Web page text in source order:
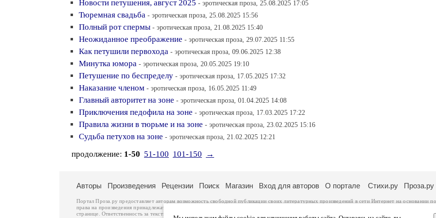
Новости петушения, август 2025 - эротическая проза, 25.08.2025 17:05
Тюремная свадьба - эротическая проза, 25.08.2025 15:56
Полный рот спермы - эротическая проза, 21.08.2025 15:40
Неожиданное преображение - эротическая проза, 29.07.2025 11:55
Как петушили первохода - эротическая проза, 09.06.2025 12:38
Минутка юмора - эротическая проза, 20.05.2025 19:10
Петушение по беспределу - эротическая проза, 17.05.2025 17:32
Наказание членом - эротическая проза, 16.05.2025 11:49
Главный авторитет на зоне - эротическая проза, 01.04.2025 14:08
Приключения педофила на зоне - эротическая проза, 17.03.2025 17:22
Правила жизни в тюрьме и на зоне - эротическая проза, 23.02.2025 15:16
Судьба петухов на зоне - эротическая проза, 21.02.2025 12:21
продолжение: 1-50 51-100 101-150 →
Авторы Произведения Рецензии Поиск Магазин Вход для авторов О портале Стихи.ру Проза.ру
Портал Проза.ру предоставляет авторам возможность свободной публикации своих литературных произведений в сети Интернет на основании
права на произведения принадлежат авторам и охраняются
. Перепечатка произведений возможна только с согласия его автора, к
странице. Ответственность за тексты произведений авторы несут самостоятельно на основании
законодательства